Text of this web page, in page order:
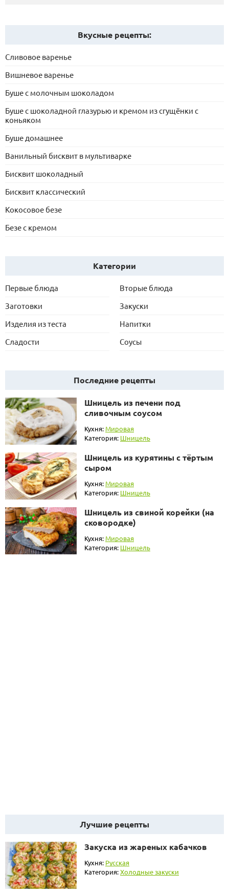
Вкусные рецепты:
Сливовое варенье
Вишневое варенье
Буше с молочным шоколадом
Буше с шоколадной глазурью и кремом из сгущёнки с
коньяком
Буше домашнее
Ванильный бисквит в мультиварке
Бисквит шоколадный
Бисквит классический
Кокосовое безе
Безе с кремом
Категории
Первые блюда
Вторые блюда
Заготовки
Закуски
Изделия из теста
Напитки
Сладости
Соусы
Последние рецепты
Шницель из печени под
сливочным соусом
Кухня: Мировая
Категория: Шницель
Шницель из курятины с тёртым
сыром
Кухня: Мировая
Категория: Шницель
Шницель из свиной корейки (на
сковородке)
Кухня: Мировая
Категория: Шницель
Лучшие рецепты
Закуска из жареных кабачков
Кухня: Русская
Категория:Холодные закуски